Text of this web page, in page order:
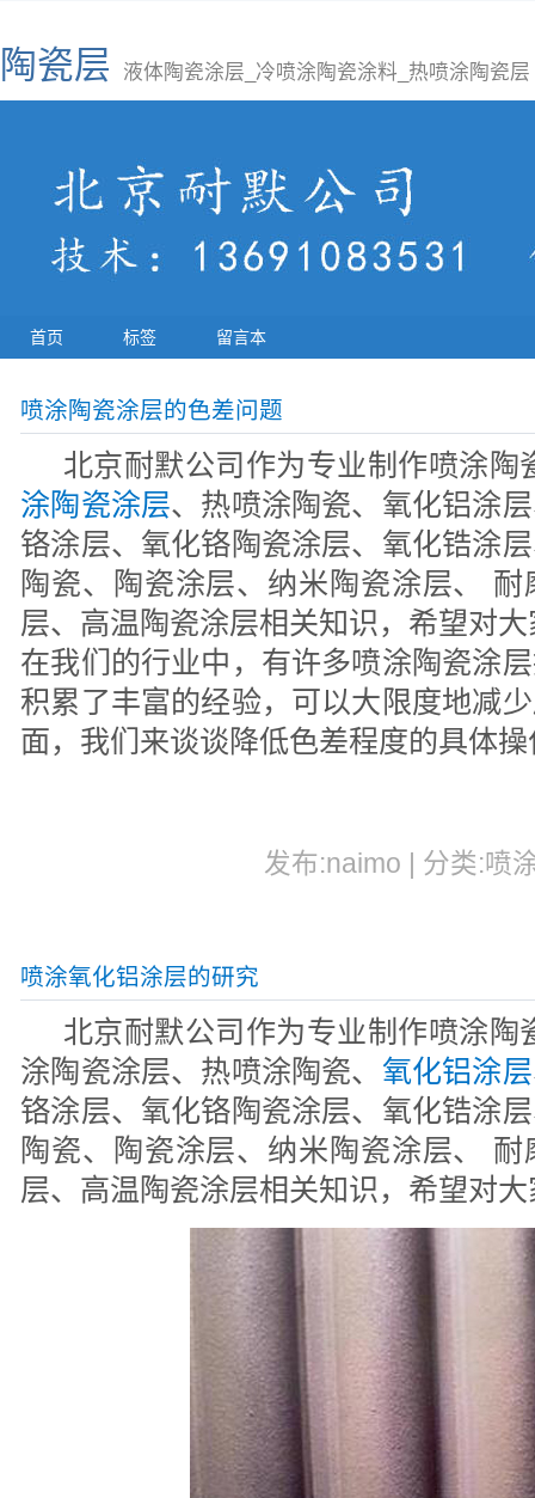
陶瓷层 液体陶瓷涂层_冷喷涂陶瓷涂料_热喷涂陶瓷层
首页 标签 留言本
喷涂陶瓷涂层的色差问题
北京耐默公司作为专业制作喷涂
涂陶瓷涂层、热喷涂陶瓷、氧化铝涂
铬涂层、氧化铬陶瓷涂层、氧化锆涂
陶瓷、陶瓷涂层、纳米陶瓷涂层、
层、高温陶瓷涂层相关知识，希望对
在我们的行业中，有许多喷涂陶瓷涂
积累了丰富的经验，可以大限度地减
面，我们来谈谈降低色差程度的具体
发布:naimo | 分类:喷
喷涂氧化铝涂层的研究
北京耐默公司作为专业制作喷涂陶
涂陶瓷涂层、热喷涂陶瓷、 氧化铝涂层
铬涂层、氧化铬陶瓷涂层、氧化锆涂
陶瓷、陶瓷涂层、纳米陶瓷涂层、
层、高温陶瓷涂层相关知识，希望对